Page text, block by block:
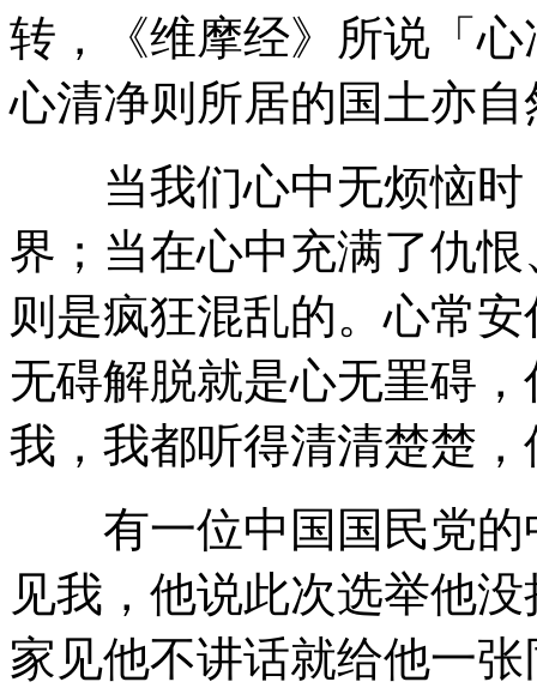
转，《维摩经》所说「
心清净则所居的国土亦
当我们心中无烦恼时
界；当在心中充满了仇
则是疯狂混乱的。心常
无碍解脱就是心无罣碍
我，我都听得清清楚楚
有一位中国国民党的
见我，他说此次选举他
家见他不讲话就给他一